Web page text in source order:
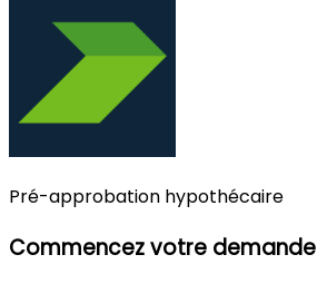
Pré-approbation hypothécaire
Commencez votre demande